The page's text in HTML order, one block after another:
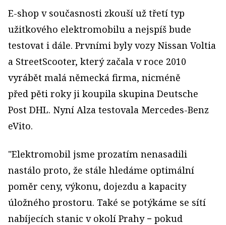
E­-shop v současnosti zkouší už třetí typ
užitkového elektromobilu a nejspíš bude
testovat i dále. Prvními byly vozy Nissan Voltia
a StreetScooter, který začala v roce 2010
vyrábět malá německá firma, nicméně
před pěti roky ji koupila skupina Deutsche
Post DHL. Nyní Alza testovala Mercedes­-Benz
eVito.
"Elektromobil jsme prozatím nenasadili
nastálo proto, že stále hledáme optimální
poměr ceny, výkonu, dojezdu a kapacity
úložného prostoru. Také se potýkáme se sítí
nabíjecích stanic v okolí Prahy − pokud